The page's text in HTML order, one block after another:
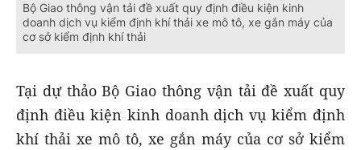
Bộ Giao thông vận tải đề xuất quy định điều kiện kinh
doanh dịch vụ kiểm định khí thải xe mô tô, xe gắn máy của
cơ sở kiểm định khí thải
Tại dự thảo Bộ Giao thông vận tải đề xuất quy
định điều kiện kinh doanh dịch vụ kiểm định
khí thải xe mô tô, xe gắn máy của cơ sở kiểm